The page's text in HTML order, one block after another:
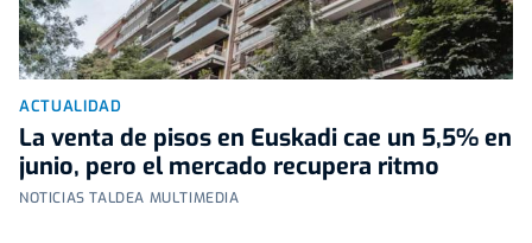
ACTUALIDAD
La venta de pisos en Euskadi cae un 5,5% en
junio, pero el mercado recupera ritmo
NOTICIAS TALDEA MULTIMEDIA